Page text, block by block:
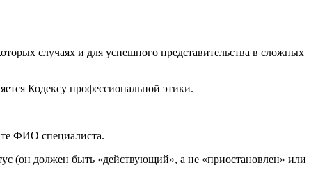
случаях и для успешного представительства в сложных
Кодексу профессиональной этики.
ФИО специалиста.
(он должен быть «действующий», а не «приостановлен» или